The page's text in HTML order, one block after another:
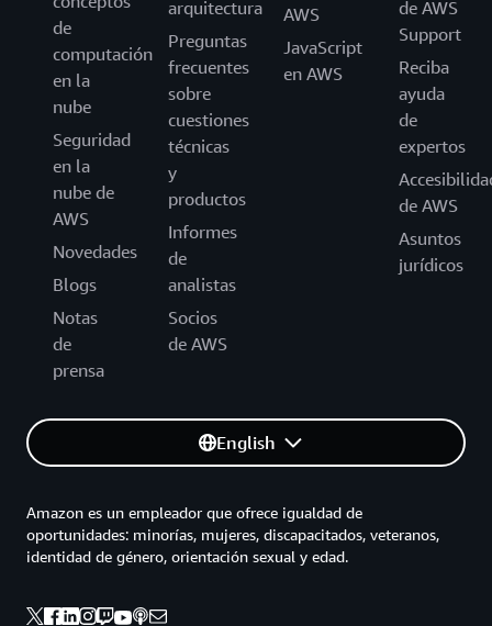
de
computación
en la
nube
Seguridad
en la
nube de
AWS
Novedades
Blogs
Notas
de
prensa
arquitectura
Preguntas
frecuentes
sobre
cuestiones
técnicas
y
productos
Informes
de
analistas
Socios
de AWS
AWS
JavaScript
en AWS
de AWS
Support
Reciba
ayuda
de
expertos
de AWS
Asuntos
jurídicos
English
Amazon es un empleador que ofrece igualdad de
oportunidades: minorías, mujeres, discapacitados, veteranos,
identidad de género, orientación sexual y edad.